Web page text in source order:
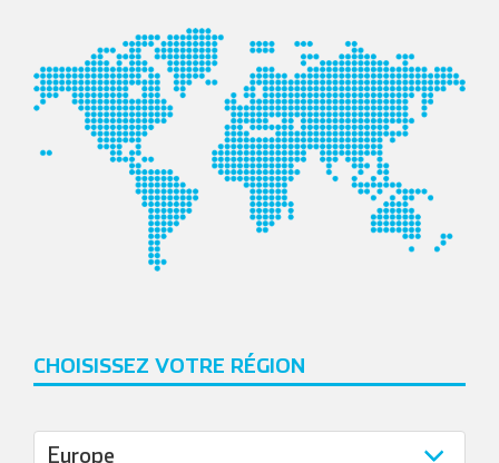
CHOISISSEZ VOTRE RÉGION